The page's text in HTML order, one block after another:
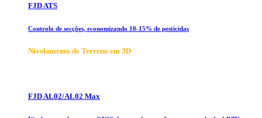
FJD ATS
Controlo de secções, economizando 10-15% de pesticidas
Nivelamento de Terreno em 3D
FJD AL02/AL02 Max